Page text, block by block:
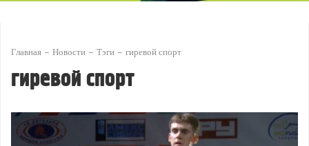
Главная Новости Тэги гиревой спорт
гиревой спорт